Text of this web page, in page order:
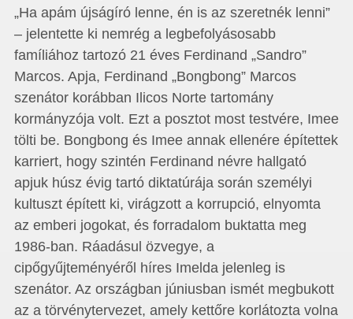
„Ha apám újságíró lenne, én is az szeretnék lenni”
– jelentette ki nemrég a legbefolyásosabb
famíliához tartozó 21 éves Ferdinand „Sandro”
Marcos. Apja, Ferdinand „Bongbong” Marcos
szenátor korábban Ilicos Norte tartomány
kormányzója volt. Ezt a posztot most testvére, Imee
tölti be. Bongbong és Imee annak ellenére építettek
karriert, hogy szintén Ferdinand névre hallgató
apjuk húsz évig tartó diktatúrája során személyi
kultuszt épített ki, virágzott a korrupció, elnyomta
az emberi jogokat, és forradalom buktatta meg
1986-ban. Ráadásul özvegye, a
cipőgyűjteményéről híres Imelda jelenleg is
szenátor. Az országban júniusban ismét megbukott
az a törvénytervezet, amely kettőre korlátozta volna